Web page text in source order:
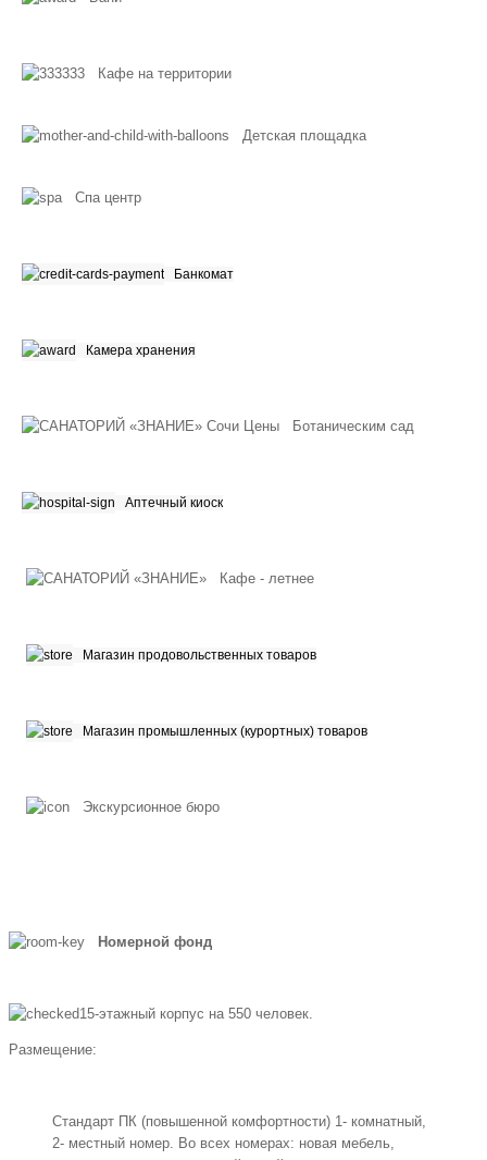
Кафе на территории
Детская площадка
Спа центр
Банкомат
Камера хранения
Ботаническим сад
Аптечный киоск
Кафе - летнее
Магазин продовольственных товаров
Магазин промышленных (курортных) товаров
Экскурсионное бюро
Номерной фонд
15-этажный корпус на 550 человек.
Размещение:
Стандарт ПК (повышенной комфортности) 1- комнатный,
2- местный номер. Во всех номерах: новая мебель,